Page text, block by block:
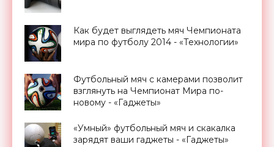
Как будет выглядеть мяч Чемпионата
мира по футболу 2014 - «Технологии»
Футбольный мяч с камерами позволит
взглянуть на Чемпионат Мира по-
новому - «Гаджеты»
«Умный» футбольный мяч и скакалка
зарядят ваши гаджеты - «Гаджеты»